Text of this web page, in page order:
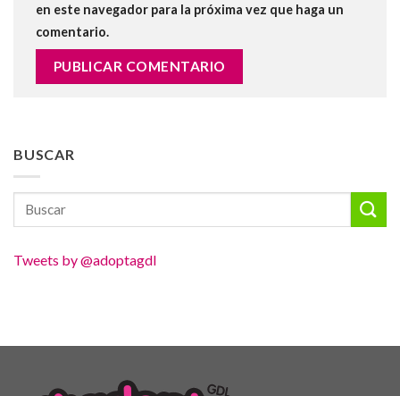
en este navegador para la próxima vez que haga un
comentario.
BUSCAR
Tweets by @adoptagdl